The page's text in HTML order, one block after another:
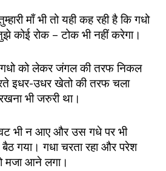
माँ भी तो यही कह रही है कि गधो
कोई रोक – टोक भी नहीं करेगा।
गधो को लेकर जंगल की तरफ निकल
इधर-उधर खेतो की तरफ चला
भी जरुरी था।
भी न आए और उस गधे पर भी
गया। गधा चरता रहा और परेश
मजा आने लगा।